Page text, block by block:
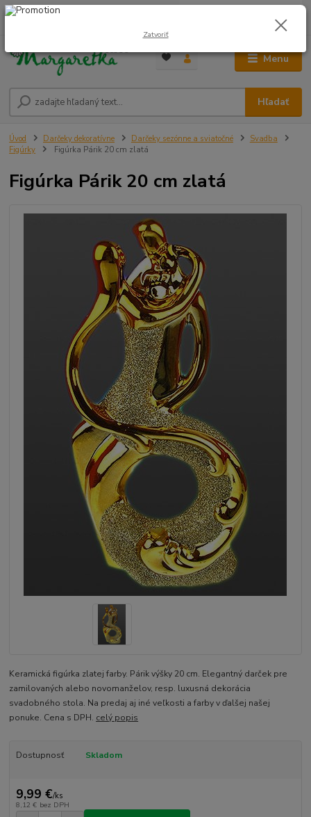
Menu
Hľadať
0948 236 042
0,00 €
Úvod Darčeky dekoratívne Darčeky sezónne a sviatočné
Svadba
Figúrky
Figúrka Párik 20 cm zlatá
Figúrka Párik 20 cm zlatá
Keramická figúrka zlatej farby. Párik výšky 20 cm. Elegantný darček pre
zamilovaných alebo novomanželov, resp. luxusná dekorácia
svadobného stola. Na predaj aj iné veľkosti a farby v ďalšej našej
ponuke. Cena s DPH. celý popis
Dostupnosť Skladom
9,99 €/ks
8,12 € bez DPH
Zatvoriť